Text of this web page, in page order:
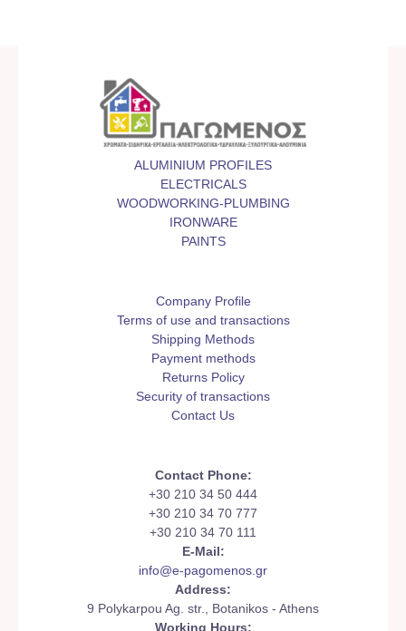
ALUMINIUM PROFILES
ELECTRICALS
WOODWORKING-PLUMBING
IRONWARE
PAINTS
Company Profile
Terms of use and transactions
Shipping Methods
Payment methods
Returns Policy
Security of transactions
Contact Us
Contact Phone:
+30 210 34 50 444
+30 210 34 70 777
+30 210 34 70 111
E-Mail:
info@e-pagomenos.gr
Address:
9 Polykarpou Ag. str., Botanikos - Athens
Working Hours: